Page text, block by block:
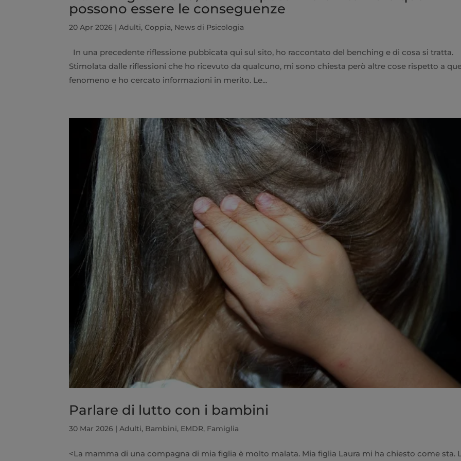
possono essere le conseguenze
20 Apr 2026 |Adulti, Coppia, News di Psicologia
In una precedente riflessione pubbicata qui sul sito, ho raccontato del benching e di cosa si tratta.
Stimolata dalle riflessioni che ho ricevuto da qualcuno, mi sono chiesta però altre cose rispetto a
fenomeno e ho cercato informazioni in merito. Le...
Parlare di lutto con i bambini
30 Mar 2026 |Adulti, Bambini, EMDR, Famiglia
<La mamma di una compagna di mia figlia è molto malata. Mia figlia Laura mi ha chiesto come sta.